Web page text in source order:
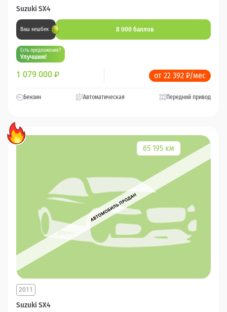
Suzuki SX4
Ваш кешбек 8 000 баллов
Есть предложение?
Улучшим!
1 079 000 ₽ от 22 392 ₽/мес
Бензин Автоматическая Передний привод
65 195 км
Suzuki SX4
2011